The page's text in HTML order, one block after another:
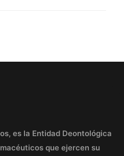
es la Entidad Deontológica
que ejercen su